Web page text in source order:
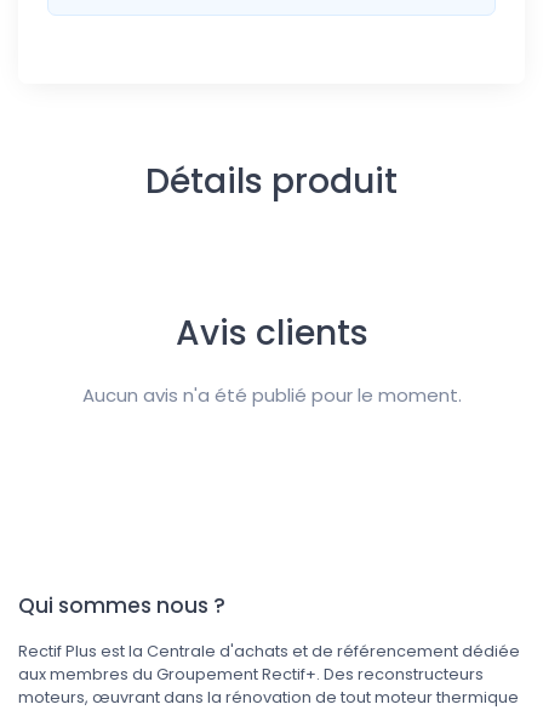
Détails produit
Avis clients
Aucun avis n'a été publié pour le moment.
Qui sommes nous ?
Rectif Plus est la Centrale d'achats et de référencement dédiée
aux membres du Groupement Rectif+. Des reconstructeurs
moteurs, œuvrant dans la rénovation de tout moteur thermique